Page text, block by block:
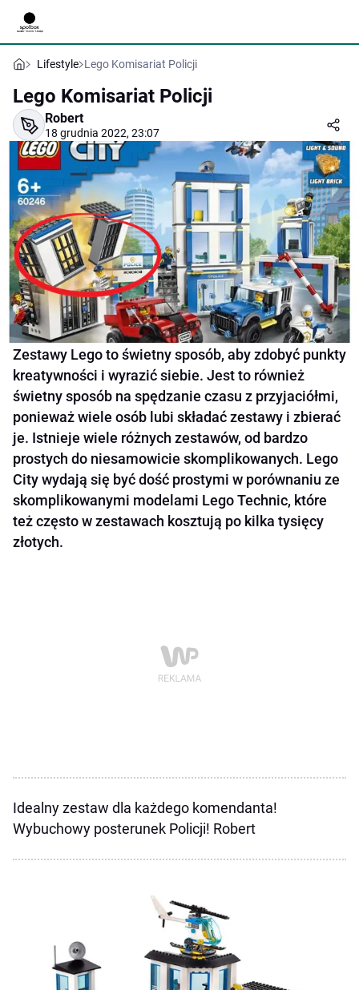
Lifestyle Lego Komisariat Policji
Lego Komisariat Policji
Robert
18 grudnia 2022, 23:07
Zestawy Lego to świetny sposób, aby zdobyć punkty
kreatywności i wyrazić siebie. Jest to również
świetny sposób na spędzanie czasu z przyjaciółmi,
ponieważ wiele osób lubi składać zestawy i zbierać
je. Istnieje wiele różnych zestawów, od bardzo
prostych do niesamowicie skomplikowanych. Lego
City wydają się być dość prostymi w porównaniu ze
skomplikowanymi modelami Lego Technic, które
też często w zestawach kosztują po kilka tysięcy
złotych.
Idealny zestaw dla każdego komendanta!
Wybuchowy posterunek Policji! Robert